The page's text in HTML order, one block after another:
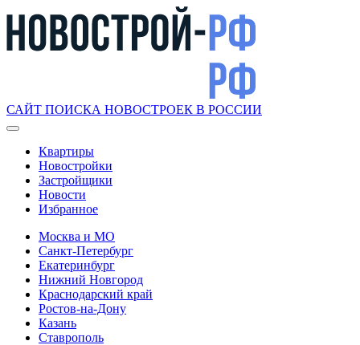
САЙТ ПОИСКА НОВОСТРОЕК В РОССИИ
Квартиры
Новостройки
Застройщики
Новости
Избранное
Москва и МО
Санкт-Петербург
Екатеринбург
Нижний Новгород
Краснодарский край
Ростов-на-Дону
Казань
Ставрополь